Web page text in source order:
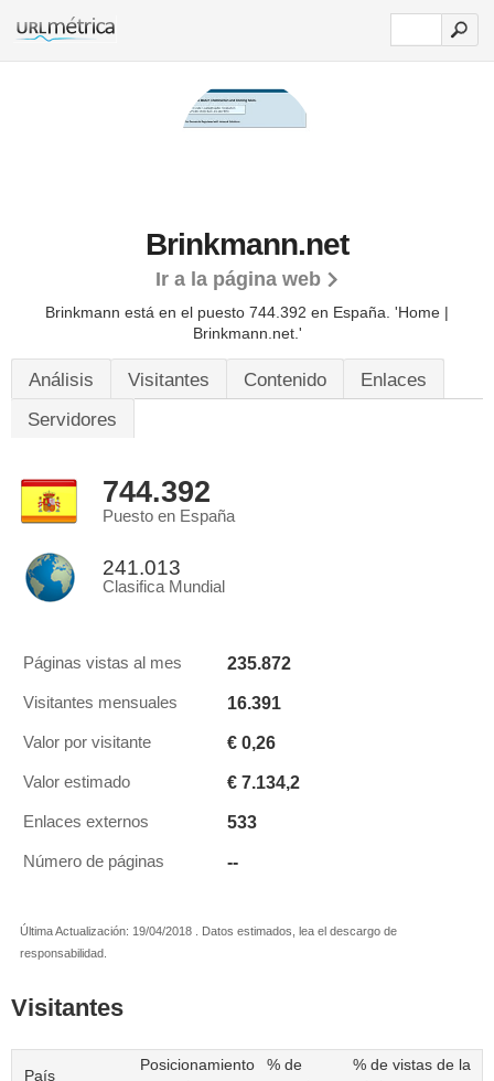
Brinkmann.net
Ir a la página web
Brinkmann está en el puesto 744.392 en España. 'Home |
Brinkmann.net.'
Análisis Visitantes Contenido
Enlaces
Servidores
744.392
Puesto en España
241.013
Clasifica Mundial
Páginas vistas al mes 235.872
Visitantes mensuales 16.391
Valor por visitante € 0,26
Valor estimado € 7.134,2
Enlaces externos 533
Número de páginas --
Última Actualización: 19/04/2018 . Datos estimados, lea el descargo de
responsabilidad.
Visitantes
País
Posicionamiento
% de
% de vistas de la